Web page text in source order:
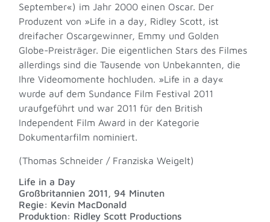
September«) im Jahr 2000 einen Oscar. Der
Produzent von »Life in a day, Ridley Scott, ist
dreifacher Oscargewinner, Emmy und Golden
Globe-Preisträger. Die eigentlichen Stars des Filmes
allerdings sind die Tausende von Unbekannten, die
Ihre Videomomente hochluden. »Life in a day«
wurde auf dem Sundance Film Festival 2011
uraufgeführt und war 2011 für den British
Independent Film Award in der Kategorie
Dokumentarfilm nominiert.
(Thomas Schneider / Franziska Weigelt)
Life in a Day
Großbritannien 2011, 94 Minuten
Regie: Kevin MacDonald
Produktion: Ridley Scott Productions